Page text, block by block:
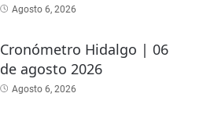
Agosto 6, 2026
Cronómetro Hidalgo | 06
de agosto 2026
Agosto 6, 2026